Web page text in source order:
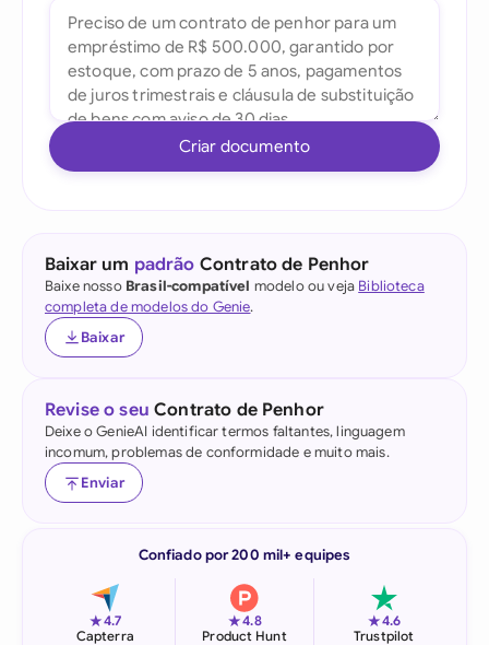
Criar documento
Baixar um padrão Contrato de Penhor
Baixe nosso Brasil-compatível modelo ou veja Biblioteca
completa de modelos do Genie.
Baixar
Revise o seu Contrato de Penhor
Deixe o GenieAI identificar termos faltantes, linguagem
incomum, problemas de conformidade e muito mais.
Enviar
Confiado por 200 mil+ equipes
★4.7
Capterra
★4.8
Product Hunt
★4.6
Trustpilot